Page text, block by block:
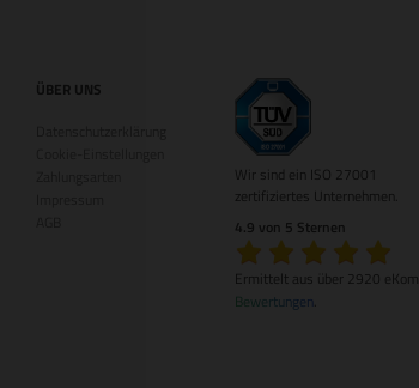
ÜBER UNS
Wir sind ein ISO 27001
zertifiziertes Unternehmen.
4.9 von 5 Sternen
Ermittelt aus über 2920 eKomi-
Bewertungen